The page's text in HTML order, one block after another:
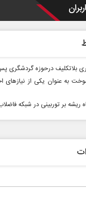
بلاتکلیف درحوزه گردشگری
به عنوان یکی از نیازهای
ریشه بر توربینی در شبکه